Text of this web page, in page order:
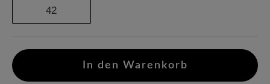
42
In den Warenkorb